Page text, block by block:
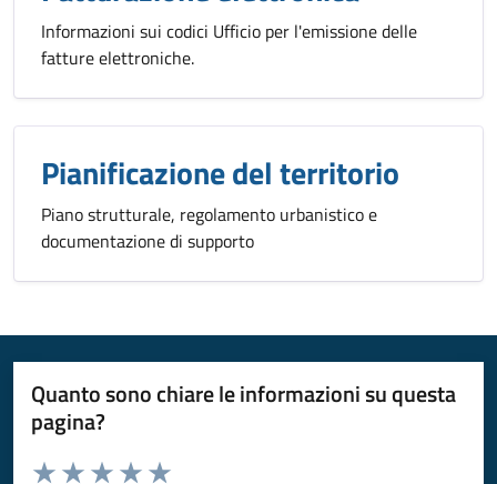
Informazioni sui codici Ufficio per l'emissione delle
fatture elettroniche.
Pianificazione del territorio
Piano strutturale, regolamento urbanistico e
documentazione di supporto
Quanto sono chiare le informazioni su questa
pagina?
Valuta da 1 a 5 stelle la pagina